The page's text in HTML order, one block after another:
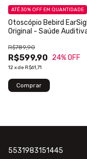
Otoscópio Bebird
Original - Saúde
R$599,90
R$789,90
24% OFF
12xde R$61,71
ATÉ 30% OFF EM QUANTIDADE
5531983151445